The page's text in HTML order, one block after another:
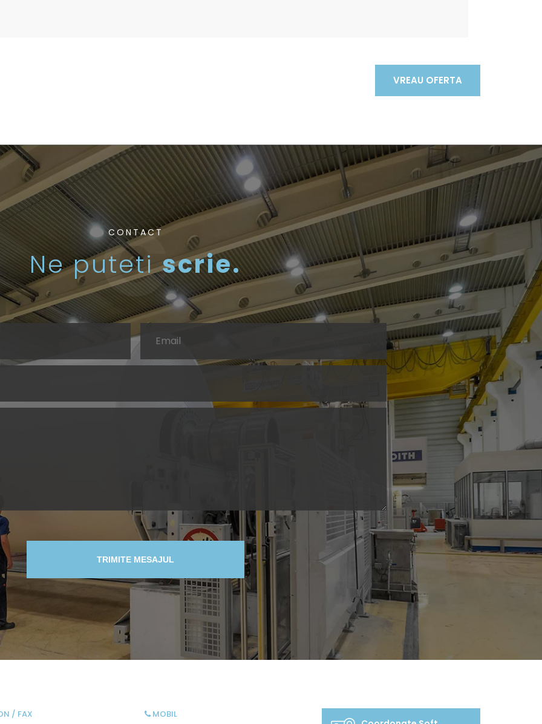
CONTACT
Ne putetiscrie.
TRIMITE MESAJUL
/ FAX MOBIL